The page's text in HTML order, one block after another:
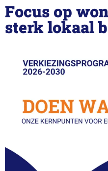
Focus op
sterk lokaal